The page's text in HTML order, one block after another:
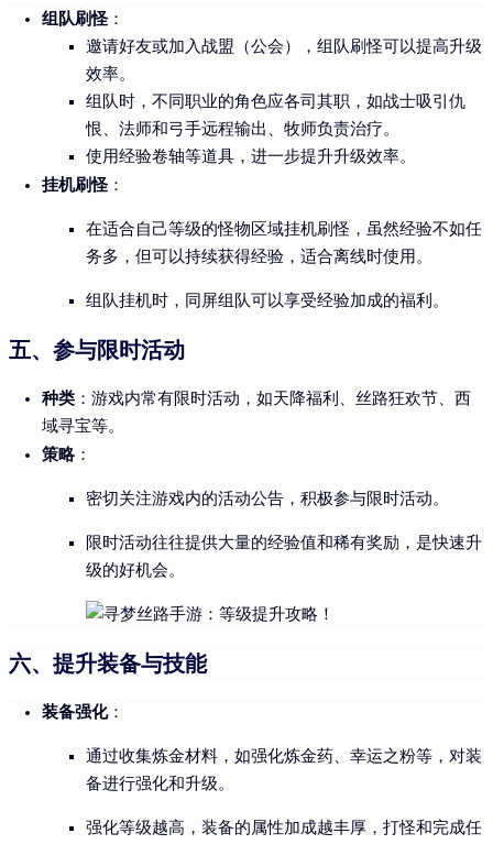
组队刷怪 ：
邀请好友或加入战盟（公会），组队刷怪可以提高升级
效率。
组队时，不同职业的角色应各司其职，如战士吸引仇
恨、法师和弓手远程输出、牧师负责治疗。
使用经验卷轴等道具，进一步提升升级效率。
挂机刷怪 ：
在适合自己等级的怪物区域挂机刷怪，虽然经验不如任
务多，但可以持续获得经验，适合离线时使用。
组队挂机时，同屏组队可以享受经验加成的福利。
五、参与限时活动
种类 ：游戏内常有限时活动，如天降福利、丝路狂欢节、西
域寻宝等。
策略 ：
密切关注游戏内的活动公告，积极参与限时活动。
限时活动往往提供大量的经验值和稀有奖励，是快速升
级的好机会。
六、提升装备与技能
装备强化：
通过收集炼金材料，如强化炼金药、幸运之粉等，对装
备进行强化和升级。
强化等级越高，装备的属性加成越丰厚，打怪和完成任